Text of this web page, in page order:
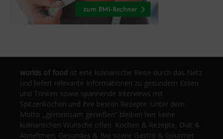
worlds of food ist eine kulinarische Reise durch das Netz
und liefert relevante Informationen zu gesundem Essen
und Trinken sowie spannende Interviews mit
Spitzenköchen und ihre besten Rezepte. Unter dem
Motto „gemeinsam genießen“ bleiben hier keine
kulinarischen Wünsche offen. Kochen & Rezepte, Diät &
Abnehmen, Gesundes & Bio sowie Gastro & Gourmet